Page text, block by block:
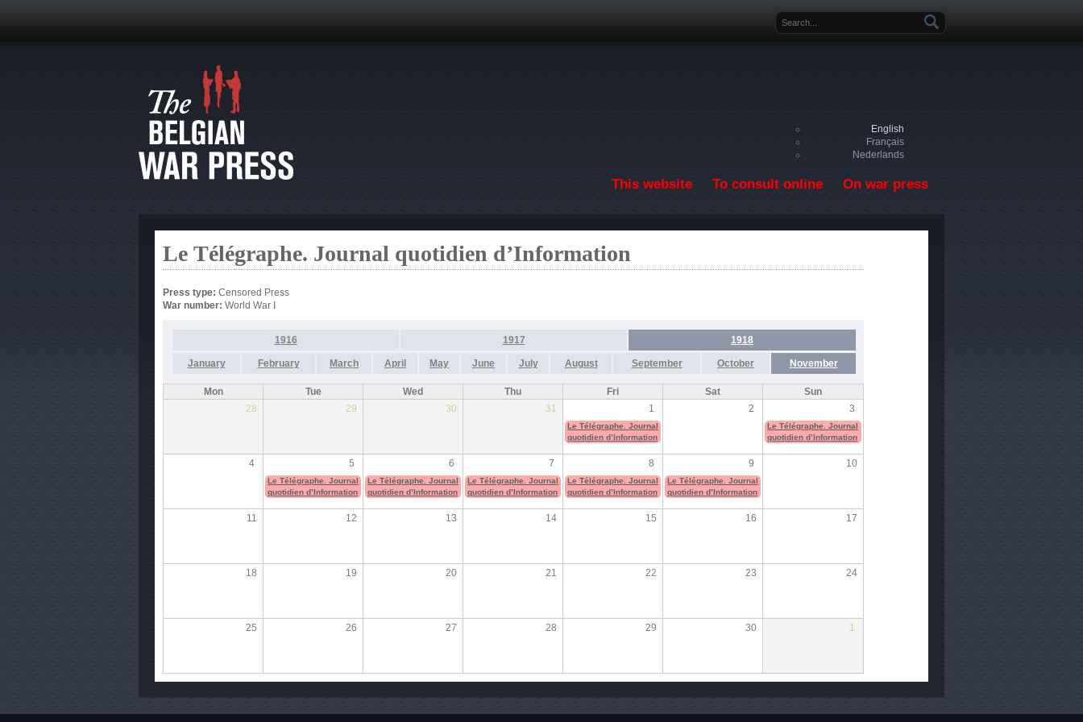
Search form
English
Français
Nederlands
This website To consult online On war press
Le Télégraphe. Journal quotidien d’Information
Press type: Censored Press
War number: World War I
1916 1917 1918
January February March April May June July August September October November
Mon Tue Wed Thu Fri Sat
Sun
28
29 30 31 1 2 3
Le Télégraphe. Journal
quotidien d’Information
Le Télégraphe. Journal
quotidien d’Information
4 5 6 7 8 9 10
Le Télégraphe. Journal
quotidien d’Information
Le Télégraphe. Journal
quotidien d’Information
Le Télégraphe. Journal
quotidien d’Information
Le Télégraphe. Journal
quotidien d’Information
Le Télégraphe. Journal
quotidien d’Information
11 12 13 14 15 16 17
18 19 20 21 22 23 24
25 26 27 28 29 30 1